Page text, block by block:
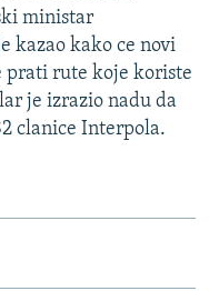
ministar
kazao kako ce novi
prati rute koje koriste
je izrazio nadu da
clanice Interpola.